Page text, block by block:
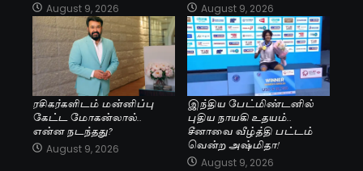
August 9, 2026 August 9, 2026
ரசிகர்களிடம் மன்னிப்பு
கேட்ட மோகன்லால்..
என்ன நடந்தது?
August 9, 2026
இந்திய பேட்மிண்டனில்
புதிய நாயகி உதயம்..
சீனாவை வீழ்த்தி பட்டம்
வென்ற அஷ்மிதா!
August 9, 2026